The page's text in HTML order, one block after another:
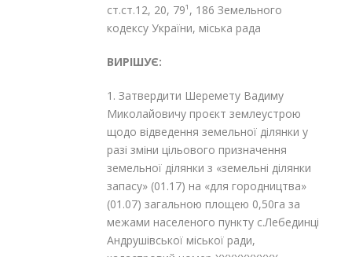
ст.ст.12, 20, 79¹, 186 Земельного
кодексу України, міська рада
ВИРІШУЄ:
1. Затвердити Шеремету Вадиму
Миколайовичу проєкт землеустрою
щодо відведення земельної ділянки у
разі зміни цільового призначення
земельної ділянки з «земельні ділянки
запасу» (01.17) на «для городництва»
(01.07) загальною площею 0,50га за
межами населеного пункту с.Лебединці
Андрушівської міської ради,